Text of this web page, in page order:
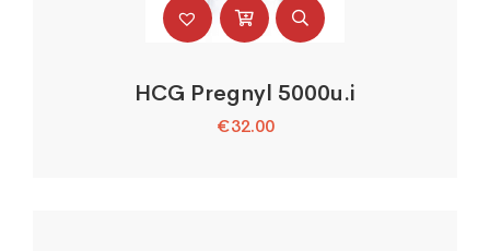
HCG Pregnyl 5000u.i
€32.00